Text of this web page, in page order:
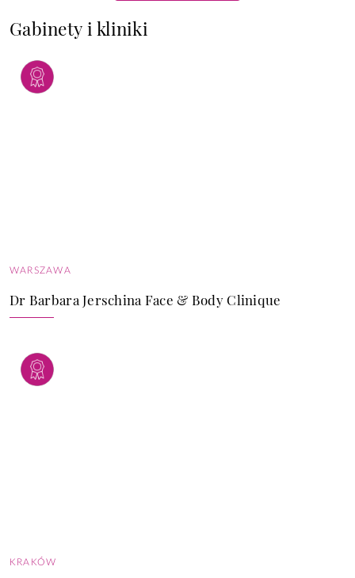
Gabinety i kliniki
WARSZAWA
Dr Barbara Jerschina Face & Body Clinique
KRAKÓW